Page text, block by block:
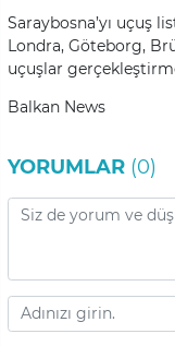
Saraybosna’yı uçuş
Londra, Göteborg,
uçuşlar
Balkan News
YORUMLAR (0)